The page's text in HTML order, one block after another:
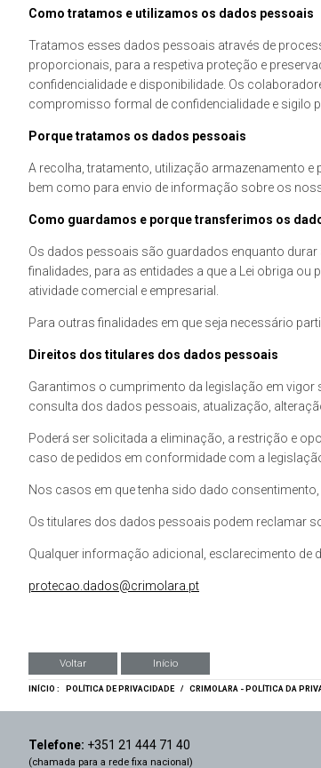
Como tratamos e utilizamos os dados pessoais
Tratamos esses dados pessoais através de
proporcionais, para a respetiva proteção e
confidencialidade e disponibilidade. Os
compromisso formal de confidencialidade e sigilo
Porque tratamos os dados pessoais
A recolha, tratamento, utilização armazenamento
bem como para envio de informação sobre os
Como guardamos e porque transferimos os
Os dados pessoais são guardados enquanto
finalidades, para as entidades a que a Lei obriga
atividade comercial e empresarial.
Para outras finalidades em que seja necessário
Direitos dos titulares dos dados pessoais
Garantimos o cumprimento da legislação em
consulta dos dados pessoais, atualização,
Poderá ser solicitada a eliminação, a restrição e
caso de pedidos em conformidade com a
Nos casos em que tenha sido dado
Os titulares dos dados pessoais podem reclamar
Qualquer informação adicional, esclarecimento
protecao.dados@crimolara.pt
Voltar Início
INÍCIO : POLÍTICA DE PRIVACIDADE / CRIMOLARA - POLÍTICA DA
Telefone: +351 21 444 71 40
(chamada para a rede fixa nacional)